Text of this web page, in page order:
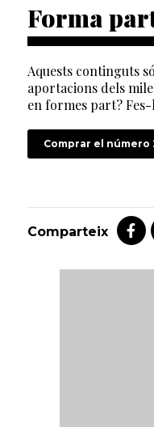
Forma
Aquests continguts
aportacions dels
en formes part?
Comprar el número
Comparteix